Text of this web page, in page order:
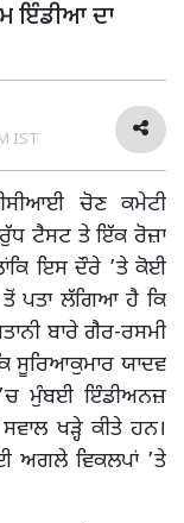
ਇੰਡੀਆ ਦਾ
IST
ਚੋਣ ਕਮੇਟੀ
ਟੈਸਟ ਤੇ ਇੱਕ ਰੋਜ਼ਾ
ਇਸ ਦੌਰੇ ’ਤੇ ਕੋਈ
ਪਤਾ ਲੱਗਿਆ ਹੈ ਕਿ
ਬਾਰੇ ਗੈਰ-ਰਸਮੀ
ਸੂਰਿਆਕੁਮਾਰ ਯਾਦਵ
ਮੁੰਬਈ ਇੰਡੀਅਨਜ਼
ਖੜ੍ਹੇ ਕੀਤੇ ਹਨ।
ਅਗਲੇ ਵਿਕਲਪਾਂ ’ਤੇ